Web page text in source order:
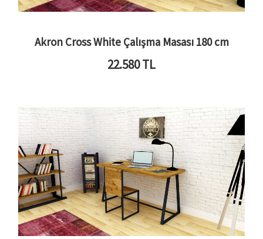
Akron Cross White Çalışma Masası 180 cm
22.580TL